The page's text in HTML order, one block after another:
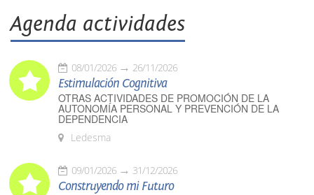
Agenda actividades
08/01/2026 26/11/2026
Estimulación Cognitiva
OTRAS ACTIVIDADES DE PROMOCIÓN DE LA
AUTONOMÍA PERSONAL Y PREVENCIÓN DE LA
DEPENDENCIA
Ledesma
09/01/2026 31/12/2026
Construyendo mi Futuro